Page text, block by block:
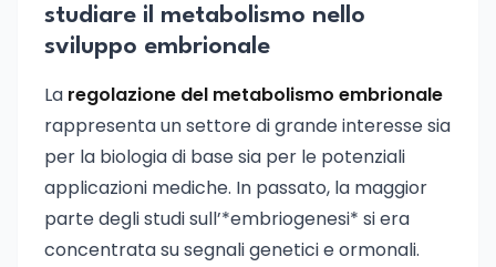
studiare il metabolismo nello
sviluppo embrionale
La regolazione del metabolismo embrionale
rappresenta un settore di grande interesse sia
per la biologia di base sia per le potenziali
applicazioni mediche. In passato, la maggior
parte degli studi sull’*embriogenesi* si era
concentrata su segnali genetici e ormonali.